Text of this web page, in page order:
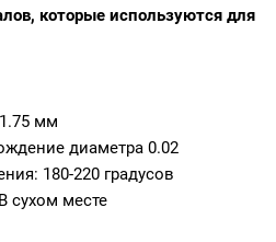
которые используются для
мм
диаметра 0.02
180-220 градусов
сухом месте